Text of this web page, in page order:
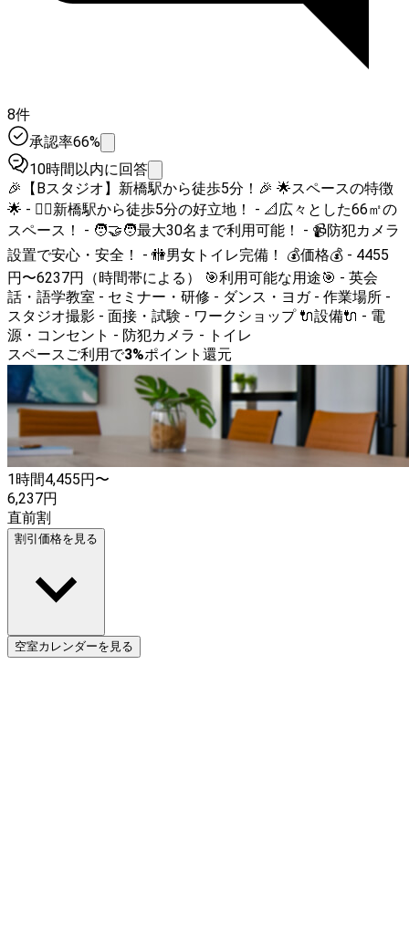
8件
承認率66%
10時間以内に回答
🎉【Bスタジオ】新橋駅から徒歩5分！🎉 🌟スペースの特徴
🌟 - 🚶‍♂️新橋駅から徒歩5分の好立地！ - 📐広々とした66㎡の
スペース！ - 🧑‍🤝‍🧑最大30名まで利用可能！ - 📹防犯カメラ
設置で安心・安全！ - 🚻男女トイレ完備！ 💰価格💰 - 4455
円〜6237円（時間帯による） 🎯利用可能な用途🎯 - 英会
話・語学教室 - セミナー・研修 - ダンス・ヨガ - 作業場所 -
スタジオ撮影 - 面接・試験 - ワークショップ 🔌設備🔌 - 電
源・コンセント - 防犯カメラ - トイレ
スペースご利用で3%ポイント還元
1時間4,455円〜
6,237円
直前割
割引価格を見る
空室カレンダーを見る